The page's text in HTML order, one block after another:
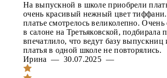
На выпускной в школе приобрели
очень красивый нежный цвет
платье смотрелось великолепно.
в салоне на Третьяковской, подбирала
впечатлило, что ведут базу
платья в одной школе не повторялись.
Ирина — 30.07.2025 —